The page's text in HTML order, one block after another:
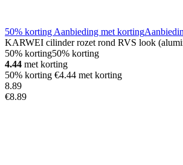
50% korting Aanbieding met korting
KARWEI cilinder rozet rond RVS look
50% korting50% korting
4.44 met korting
50% korting €4.44 met korting
8.89
€8.89